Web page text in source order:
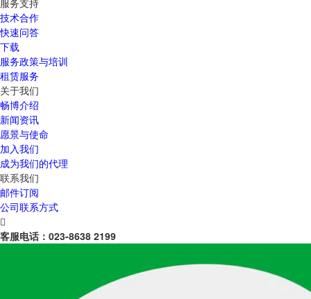
服务支持
技术合作
快速问答
下载
服务政策与培训
租赁服务
关于我们
畅博介绍
新闻资讯
愿景与使命
加入我们
成为我们的代理
联系我们
邮件订阅
公司联系方式

客服电话： 023-8638 2199